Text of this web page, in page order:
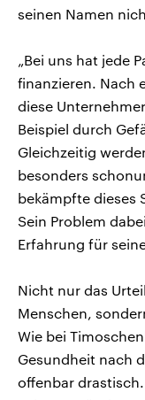
seinen Namen
„Bei uns hat jede
finanzieren. Nach
diese
Beispiel durch
Gleichzeitig
besonders
bekämpfte dieses
Sein Problem
Erfahrung für
Nicht nur das
Menschen,
Wie bei
Gesundheit nach
offenbar